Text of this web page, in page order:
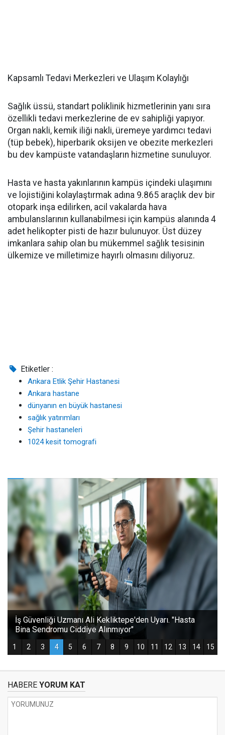
Kapsamlı Tedavi Merkezleri ve Ulaşım Kolaylığı
Sağlık üssü, standart poliklinik hizmetlerinin yanı sıra
özellikli tedavi merkezlerine de ev sahipliği yapıyor.
Organ nakli, kemik iliği nakli, üremeye yardımcı tedavi
(tüp bebek), hiperbarik oksijen ve obezite merkezleri
bu dev kampüste vatandaşların hizmetine sunuluyor.
Hasta ve hasta yakınlarının kampüs içindeki ulaşımını
ve lojistiğini kolaylaştırmak adına 9.865 araçlık dev bir
otopark inşa edilirken, acil vakalarda hava
ambulanslarının kullanabilmesi için kampüs alanında 4
adet helikopter pisti de hazır bulunuyor. Üst düzey
imkanlara sahip olan bu mükemmel sağlık tesisinin
ülkemize ve milletimize hayırlı olmasını diliyoruz.
Etiketler :
Ankara Etlik Şehir Hastanesi
Ankara hastane
dünyanın en büyük hastanesi
sağlık yatırımları
Şehir hastaneleri
1024 kesit tomografi
HABERE YORUM KAT